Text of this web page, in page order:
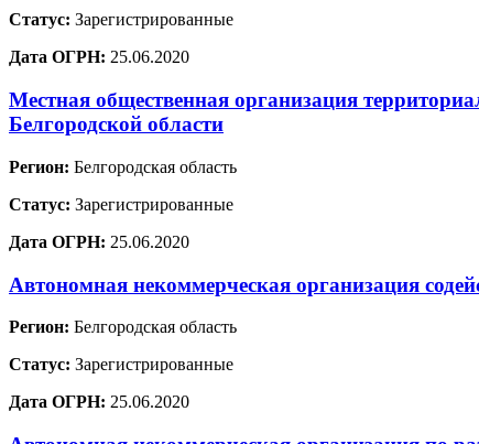
Статус: Зарегистрированные
Дата ОГРН: 25.06.2020
Местная общественная организация
Белгородской области
Регион: Белгородская область
Статус: Зарегистрированные
Дата ОГРН: 25.06.2020
Автономная некоммерческая организация
Регион: Белгородская область
Статус: Зарегистрированные
Дата ОГРН: 25.06.2020